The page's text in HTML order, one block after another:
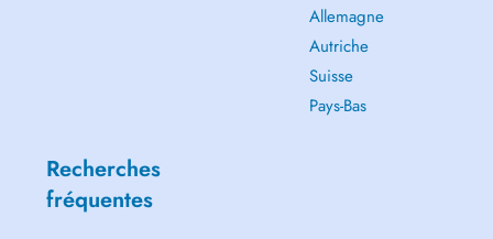
Allemagne
Autriche
Suisse
Pays-Bas
Recherches
fréquentes